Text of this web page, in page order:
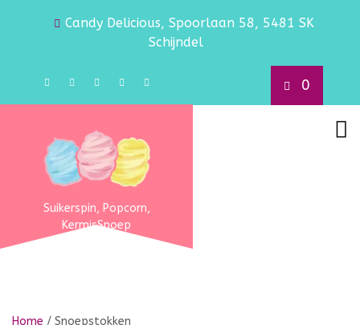
Candy Delicious, Spoorlaan 58, 5481 SK
Schijndel
0
Suikerspin, Popcorn,
KermisSnoep
Home / Snoepstokken